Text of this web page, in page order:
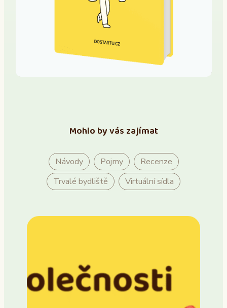
Mohlo by vás zajímat
Návody Pojmy
Recenze
Trvalé bydliště
Virtuální sídla